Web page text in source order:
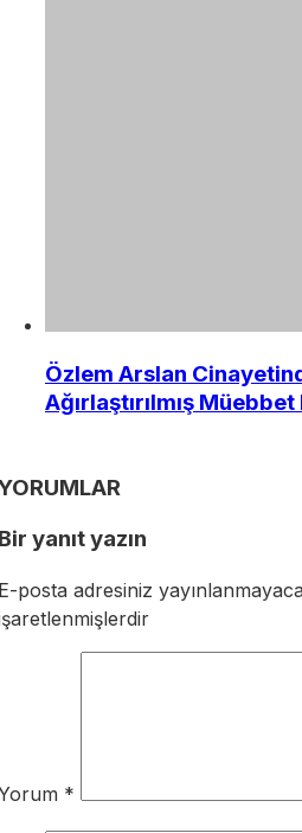
Özlem Arslan
Ağırlaştırılmış Müebbet
yanıt yazın
posta adresiniz
*